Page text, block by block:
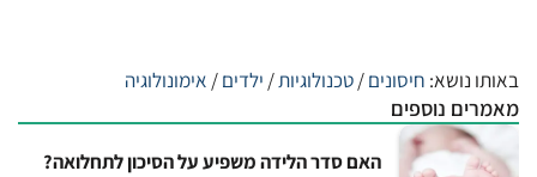
באותו נושא: חיסונים/טכנולוגיות/ ילדים/ אימונולוגיה
מאמרים נוספים
האם סדר הלידה משפיע על הסיכון לתחלואה?